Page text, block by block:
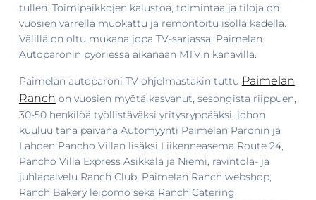
tullen. Toimipaikkojen kalustoa, toimintaa ja tiloja on
vuosien varrella muokattu ja remontoitu isolla kädellä.
Välillä on oltu mukana jopa TV-sarjassa, Paimelan
Autoparonin pyöriessä aikanaan MTV:n kanavilla.
Paimelan autoparoni TV ohjelmastakin tuttu Paimelan
Ranch on vuosien myötä kasvanut, sesongista riippuen,
30-50 henkilöä työllistäväksi yritysryppääksi, johon
kuuluu tänä päivänä Automyynti Paimelan Paronin ja
Lahden Pancho Villan lisäksi Liikenneasema Route 24,
Pancho Villa Express Asikkala ja Niemi, ravintola- ja
juhlapalvelu Ranch Club, Paimelan Ranch webshop,
Ranch Bakery leipomo sekä Ranch Catering